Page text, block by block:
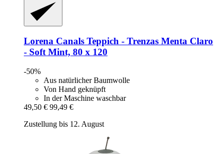
Lorena Canals Teppich -​ Trenzas Menta Claro
-​ Soft Mint, 80 x 120
-50%
Aus natürlicher Baumwolle
Von Hand geknüpft
In der Maschine waschbar
49,50 € 99,49 €
Zustellung bis 12. August